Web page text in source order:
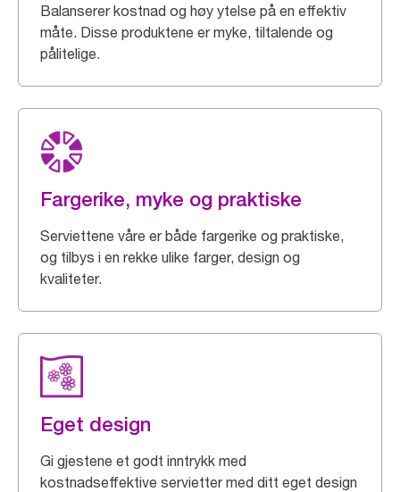
Balanserer kostnad og høy ytelse på en effektiv
måte. Disse produktene er myke, tiltalende og
pålitelige.
Fargerike, myke og praktiske
Serviettene våre er både fargerike og praktiske,
og tilbys i en rekke ulike farger, design og
kvaliteter.
Eget design
Gi gjestene et godt inntrykk med
kostnadseffektive servietter med ditt eget design